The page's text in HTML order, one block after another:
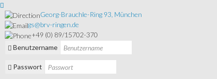
Georg-Brauchle-Ring 93, München
gs@brv-ringen.de
+49 (0) 89/15702-370
Benutzername
Passwort